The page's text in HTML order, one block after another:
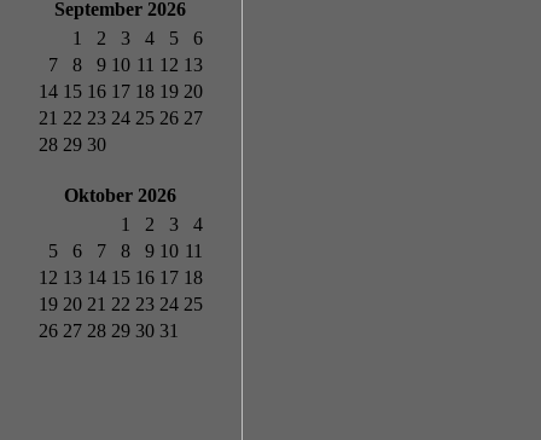
September 2026
1
2 3 4 5
6
7
8 9 10 11 12 13
14 15 16 17 18 19 20
21 22 23 24 25 26 27
28 29 30
Oktober 2026
1
2 3
4
5
6 7 8 9 10 11
12 13 14 15 16 17 18
19 20 21 22 23 24 25
26 27 28 29 30 31